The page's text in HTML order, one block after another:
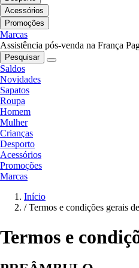
Acessórios
Promoções
Marcas
Assistência pós-venda na França
Pesquisar
Saldos
Novidades
Sapatos
Roupa
Homem
Mulher
Crianças
Desporto
Acessórios
Promoções
Marcas
Início
/ Termos e condições gerais
Termos e